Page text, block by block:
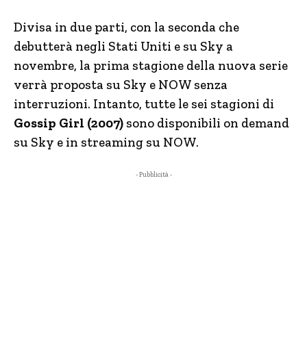
Divisa in due parti, con la seconda che
debutterà negli Stati Uniti e su Sky a
novembre, la prima stagione della nuova serie
verrà proposta su Sky e NOW senza
interruzioni. Intanto, tutte le sei stagioni di
Gossip Girl (2007) sono disponibili on demand
su Sky e in streaming su NOW.
- Pubblicità -